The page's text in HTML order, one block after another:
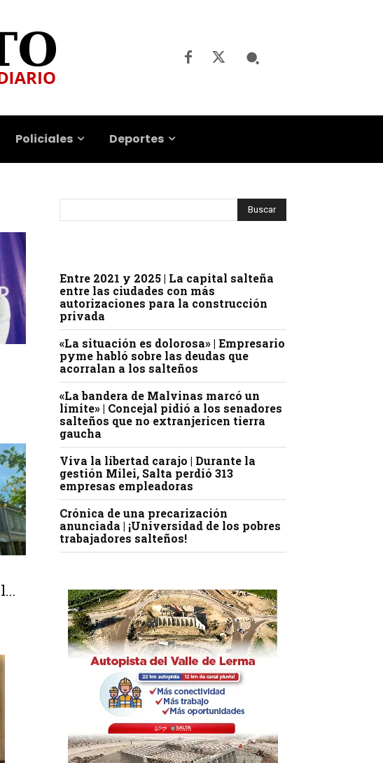
Policiales Deportes
Entre 2021 y 2025 | La capital salteña
entre las ciudades con más
autorizaciones para la construcción
privada
«La situación es dolorosa» | Empresario
pyme habló sobre las deudas que
acorralan a los salteños
«La bandera de Malvinas marcó un
límite» | Concejal pidió a los senadores
salteños que no extranjericen tierra
gaucha
Viva la libertad carajo | Durante la
gestión Milei, Salta perdió 313
empresas empleadoras
Crónica de una precarización
anunciada | ¡Universidad de los pobres
trabajadores salteños!